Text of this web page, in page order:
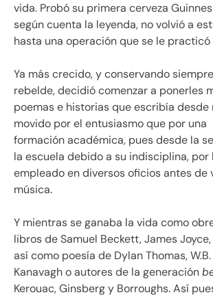
vida. Probó su primera cerveza
según cuenta la leyenda, no volvió a
hasta una operación que se le
Ya más crecido, y conservando
rebelde, decidió comenzar a ponerles
poemas e historias que escribía desde
movido por el entusiasmo que por una
formación académica, pues desde la
la escuela debido a su indisciplina, por
empleado en diversos oficios antes de
música.
Y mientras se ganaba la vida como
libros de Samuel Beckett, James
así como poesía de Dylan Thomas,
Kanavagh o autores de la generación
Kerouac, Ginsberg y Borroughs. Así